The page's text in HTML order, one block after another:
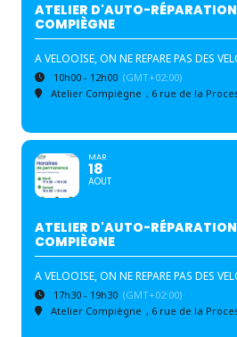
ATELIER D'AUTO-
COMPIÈGNE
A VELOOISE, ON NE REPARE PAS DES
10h00 - 12h00 (GMT+02:00)
Atelier Compiègne , 6 rue de la
MAR
18
AOUT
ATELIER D'AUTO-
COMPIÈGNE
A VELOOISE, ON NE REPARE PAS DES
17h30 - 19h30 (GMT+02:00)
Atelier Compiègne , 6 rue de la